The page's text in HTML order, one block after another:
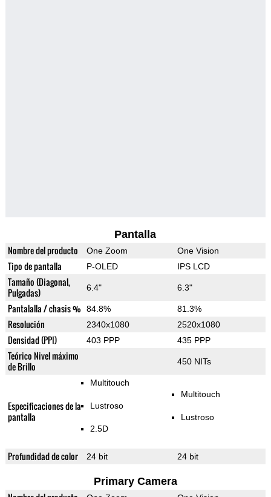
Pantalla
Nombre del producto One Zoom One Vision
Tipo de pantalla P-OLED IPS LCD
Tamaño (Diagonal,
Pulgadas)
6.4" 6.3"
Pantalalla / chasis % 84.8% 81.3%
Resolución 2340x1080 2520x1080
Densidad (PPI) 403 PPP 435 PPP
Teórico Nivel máximo
de Brillo
450 NITs
Especificaciones de la
pantalla
Multitouch
Lustroso
2.5D
Multitouch
Lustroso
Profundidad de color 24 bit 24 bit
Primary Camera